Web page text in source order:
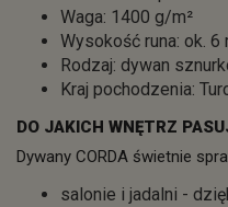
Waga: 1400 g/m²
Wysokość runa: ok. 6
Rodzaj: dywan
Kraj pochodzenia:
DO JAKICH WNĘTRZ
Dywany CORDA świetnie
salonie i jadalni -